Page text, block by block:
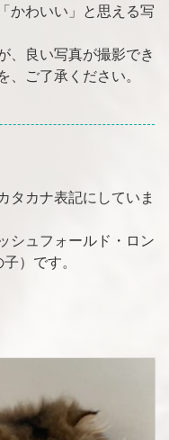
かわいい」と思える写
、良い写真が撮影でき
、ご了承ください。
タカナ表記にしていま
シュフォールド・ロン
）です。